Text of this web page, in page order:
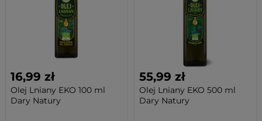
16,99 zł
Olej Lniany EKO 100 ml
Dary Natury
55,99 zł
Olej Lniany EKO 500 ml
Dary Natury